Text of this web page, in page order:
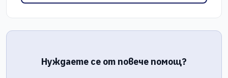
Нуждаете се от повече помощ?